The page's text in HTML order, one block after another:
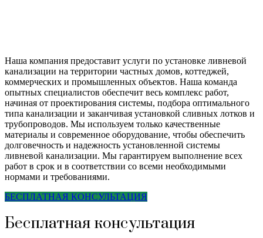
Наша компания предоставит услуги по установке ливневой
канализации на территории частных домов, коттеджей,
коммерческих и промышленных объектов. Наша команда
опытных специалистов обеспечит весь комплекс работ,
начиная от проектирования системы, подбора оптимального
типа канализации и заканчивая установкой сливных лотков и
трубопроводов. Мы используем только качественные
материалы и современное оборудование, чтобы обеспечить
долговечность и надежность установленной системы
ливневой канализации. Мы гарантируем выполнение всех
работ в срок и в соответствии со всеми необходимыми
нормами и требованиями.
БЕСПЛАТНАЯ КОНСУЛЬТАЦИЯ
Бесплатная консультация